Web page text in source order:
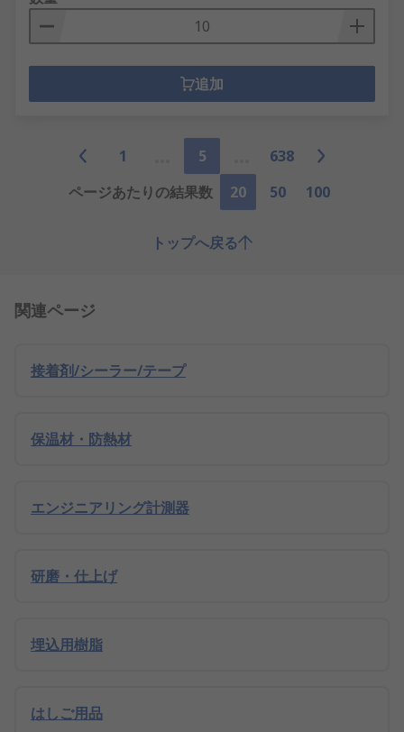
追加
1 5
638
ページあたりの結果数
20 50 100
トップへ戻る
関連ページ
接着剤/シーラー/テープ
保温材・防熱材
エンジニアリング計測器
研磨・仕上げ
埋込用樹脂
はしご用品